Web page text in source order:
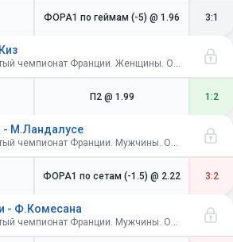
ФОРА1 по геймам (-5) @ 1.96 3:1
Теннис / Открытый чемпионат Франции. Женщины. Одиночный разряд. 1/16 финала
П2 @ 1.99 1:2
- М.Ландалусе
Теннис / Открытый чемпионат Франции. Мужчины. Одиночный разряд. 1/16 финала
ФОРА1 по сетам (-1.5) @ 2.22 3:2
- Ф.Комесана
Теннис / Открытый чемпионат Франции. Мужчины. Одиночный разряд. 1/16 финала